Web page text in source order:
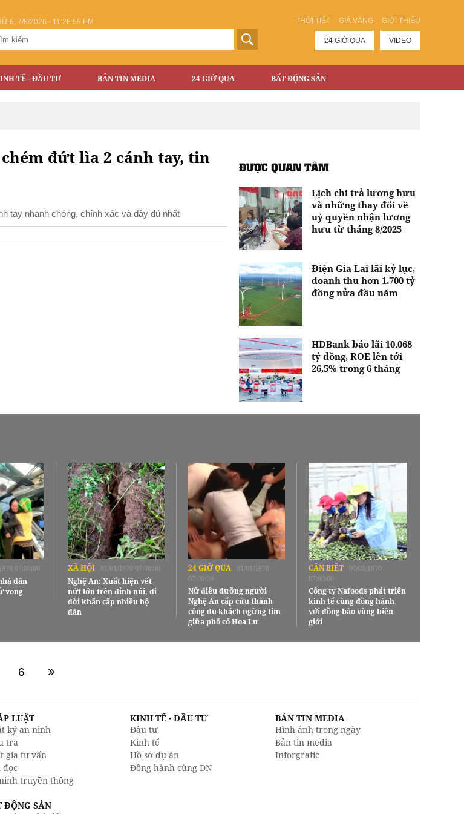
THỜI TIẾT GIÁ VÀNG GIỚI THIỆU
6, 7/8/2026 - 11:28:59 PM
24 GIỜ QUA VIDEO
TẾ - ĐẦU TƯ BẢN TIN MEDIA 24 GIỜ QUA BẤT ĐỘNG SẢN
đứt lìa 2 cánh tay, tin
tay nhanh chóng, chính xác và đầy đủ nhất
ĐƯỢC QUAN TÂM
Lịch chi trả lương hưu
và những thay đổi về
uỷ quyền nhận lương
hưu từ tháng 8/2025
Điện Gia Lai lãi kỷ lục,
doanh thu hơn 1.700 tỷ
đồng nửa đầu năm
HDBank báo lãi 10.068
tỷ đồng, ROE lên tới
26,5% trong 6 tháng
07:00:00
dân
vong
XÃ HỘI 01/01/1970 07:00:00
Nghệ An: Xuất hiện vết
nứt lớn trên đỉnh núi, di
dời khẩn cấp nhiều hộ
dân
24 GIỜ QUA
01/01/1970
07:00:00
Nữ điều dưỡng người
Nghệ An cấp cứu thành
công du khách ngừng tim
giữa phố cổ Hoa Lư
CẦN BIẾT
01/01/1970
07:00:00
Công ty Nafoods phát triển
kinh tế cùng đồng hành
với đồng bào vùng biên
giới
6
LUẬT
ký an ninh
tra
gia tư vấn
đọc
truyền thông
KINH TẾ - ĐẦU TƯ
Đầu tư
Kinh tế
Hồ sơ dự án
Đồng hành cùng DN
BẢN TIN MEDIA
Hình ảnh trong ngày
Bản tin media
Inforgrafic
ĐỘNG SẢN